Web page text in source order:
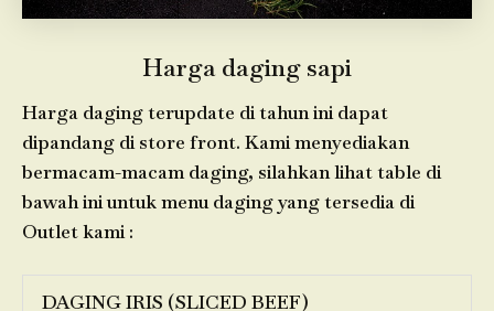
Harga daging sapi
Harga daging terupdate di tahun ini dapat
dipandang di store front. Kami menyediakan
bermacam-macam daging, silahkan lihat table di
bawah ini untuk menu daging yang tersedia di
Outlet kami :
DAGING IRIS (SLICED BEEF)